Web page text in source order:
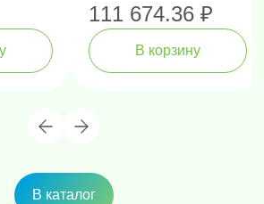
наконечник, наличие
РУ
111 674.36 ₽
В корзину
В каталог